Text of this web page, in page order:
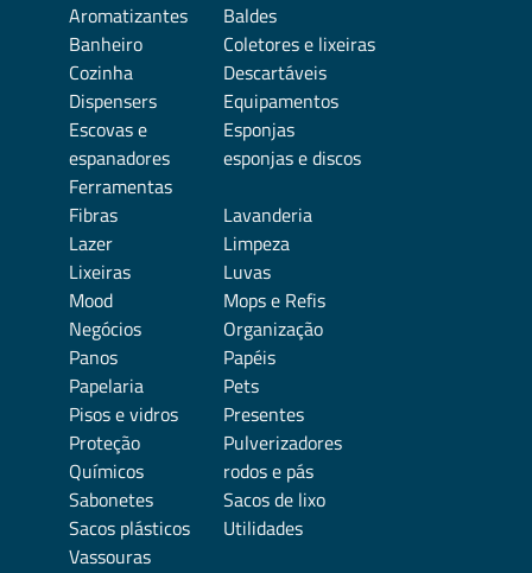
Aromatizantes
Baldes
Banheiro
Coletores e lixeiras
Cozinha
Descartáveis
Dispensers
Equipamentos
Escovas e
espanadores
Esponjas
esponjas e discos
Ferramentas
Fibras
Lavanderia
Lazer
Limpeza
Lixeiras
Luvas
Mood
Mops e Refis
Negócios
Organização
Panos
Papéis
Papelaria
Pets
Pisos e vidros
Presentes
Proteção
Pulverizadores
Químicos
rodos e pás
Sabonetes
Sacos de lixo
Sacos plásticos
Utilidades
Vassouras